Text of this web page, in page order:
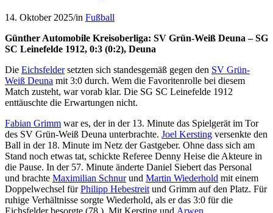
14. Oktober 2025/in Fußball
Günther Automobile Kreisoberliga: SV Grün-Weiß Deuna – SG
SC Leinefelde 1912, 0:3 (0:2), Deuna
Die Eichsfeldersetzten sich standesgemäß gegen den SV Grün-
Weiß Deuna mit 3:0 durch. Wem die Favoritenrolle bei diesem
Match zusteht, war vorab klar. Die SG SC Leinefelde 1912
enttäuschte die Erwartungen nicht.
Fabian Grimm war es, der in der 13. Minute das Spielgerät im Tor
des SV Grün-Weiß Deuna unterbrachte. Joel Kersting versenkte den
Ball in der 18. Minute im Netz der Gastgeber. Ohne dass sich am
Stand noch etwas tat, schickte Referee Denny Heise die Akteure in
die Pause. In der 57. Minute änderte Daniel Siebert das Personal
und brachte Maximilian Schnurund Martin Wiederhold mit einem
Doppelwechsel fürPhilipp Hebestreit und Grimm auf den Platz. Für
ruhige Verhältnisse sorgte Wiederhold, als er das 3:0 für die
Eichsfelder besorgte (78.). Mit Kersting und Arwen